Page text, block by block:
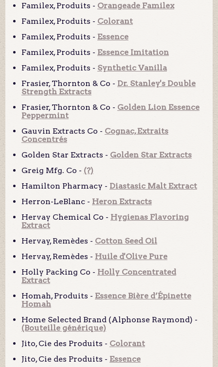
Familex, Produits - Orangeade Familex
Familex, Produits - Colorant
Familex, Produits - Essence
Familex, Produits - Essence Imitation
Familex, Produits - Synthetic Vanilla
Frasier, Thornton & Co - Dr. Stanley's Double
Strength Extracts
Frasier, Thornton & Co - Golden Lion Essence
Peppermint
Gauvin Extracts Co - Cognac, Extraits
Concentrés
Golden Star Extracts - Golden Star Extracts
Greig Mfg. Co - (?)
Hamilton Pharmacy - Diastasic Malt Extract
Herron-LeBlanc - Heron Extracts
Hervay Chemical Co - Hygienas Flavoring
Extract
Hervay, Remèdes - Cotton Seed Oil
Hervay, Remèdes - Huile d'Olive Pure
Holly Packing Co - Holly Concentrated
Extract
Homah, Produits - Essence Bière d’Épinette
Homah
Home Selected Brand (Alphonse Raymond) -
(Bouteille générique)
Jito, Cie des Produits - Colorant
Jito, Cie des Produits - Essence